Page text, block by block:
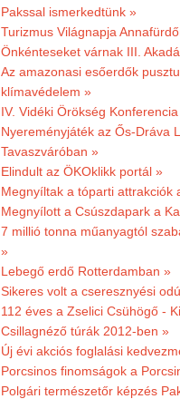
Pakssal ismerkedtünk »
Turizmus Világnapja
Önkénteseket várnak III.
Az amazonasi esőerdők
klímavédelem »
IV. Vidéki Örökség
Nyereményjáték az Ős-Dráva
Tavaszváróban »
Elindult az ÖKOklikk portál »
Megnyíltak a tóparti attrakciók
Megnyílott a Csúszdapark a
7 millió tonna műanyagtól
»
Lebegő erdő Rotterdamban »
Sikeres volt a cseresznyési
112 éves a Zselici Csühögő -
Csillagnéző túrák 2012-ben »
Új évi akciós foglalási
Porcsinos finomságok a
Polgári természetőr képzés